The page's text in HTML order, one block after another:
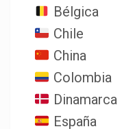
Bélgica
Chile
China
Colombia
Dinamarca
España